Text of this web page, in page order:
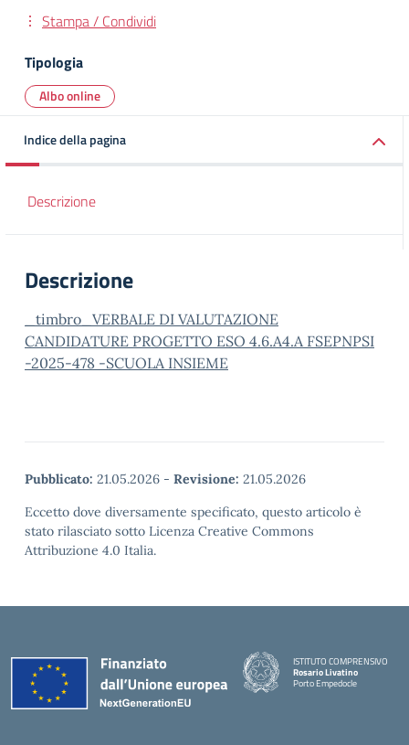
Stampa / Condividi
Tipologia
Albo online
Indice della pagina
Descrizione
Descrizione
_timbro_VERBALE DI VALUTAZIONE
CANDIDATURE PROGETTO ESO 4.6.A4.A FSEPNPSI
-2025-478 -SCUOLA INSIEME
Pubblicato: 21.05.2026 - Revisione: 21.05.2026
Eccetto dove diversamente specificato, questo articolo è
stato rilasciato sotto Licenza Creative Commons
Attribuzione 4.0 Italia.
ISTITUTO COMPRENSIVO
Rosario Livatino
Porto Empedocle